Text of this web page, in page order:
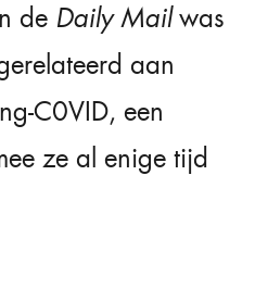
de Daily Mailwas
aan
C0VID, een
ze al enige tijd